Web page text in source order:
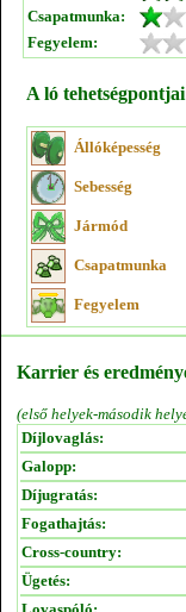
Csapatmunka:
Fegyelem:
A ló
Állóképesség
Sebesség
Jármód
Csapatmunka
Fegyelem
Karrier és
(első helyek-második
Díjlovaglás:
Galopp:
Díjugratás:
Fogathajtás:
Cross-country:
Ügetés: